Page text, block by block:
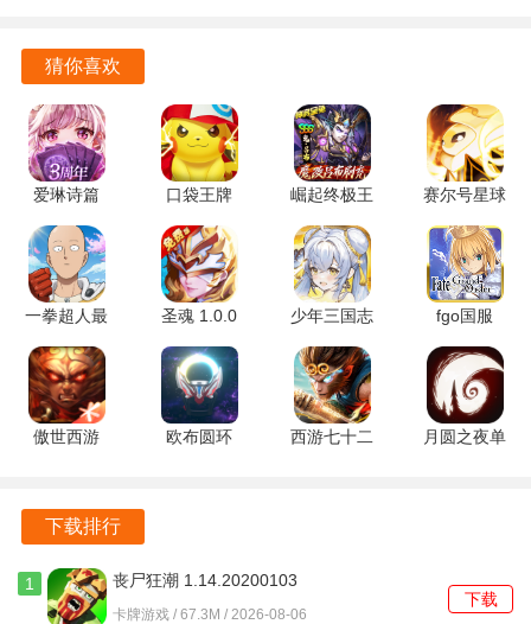
多样化的活动与副本，玩家可以通过挑战这些内容来获取丰
在不同的副本中，玩家将面临各式各样的敌人，考验自己的
策略与反应能力。
游戏还设有丰富的培养系统，玩家可以通过不断提升角色和
装备来增强战斗力。
天神赵子龙0.1折版游戏说明
天神赵子龙0.1折版的充值比例为1:500，玩家可以通过充值
获得大量的游戏资源。
游戏内置的0.1折福利活动让玩家能够以极低的价格获取648
每天玩家还可以领取到名将招募券，帮助他们快速招募到强
通关主线任务后，玩家将获得丰厚的奖励，包括大量的抽卡
卓版
猜你喜欢
爱琳诗篇
0.1折
1.0.36 最新
版
口袋王牌
0.1折
3.0.0.3 安
卓版
崛起终极王
者福利版
1.0.1 手机
版
赛尔号星球
大战内购版
7.2 最新版
一拳超人最
强之男bt版
1.7.1 安卓
版
圣魂 1.0.0
安卓版
少年三国志
2小y电视版
1.51.48 官
方版
fgo国服
2.106.1 官
方版
傲世西游
欧布圆环
西游七十二
月圆之夜单
下载排行
1
丧尸狂潮 1.14.20200103
最新版
卡牌游戏 / 67.3M / 2026-08-06
下载